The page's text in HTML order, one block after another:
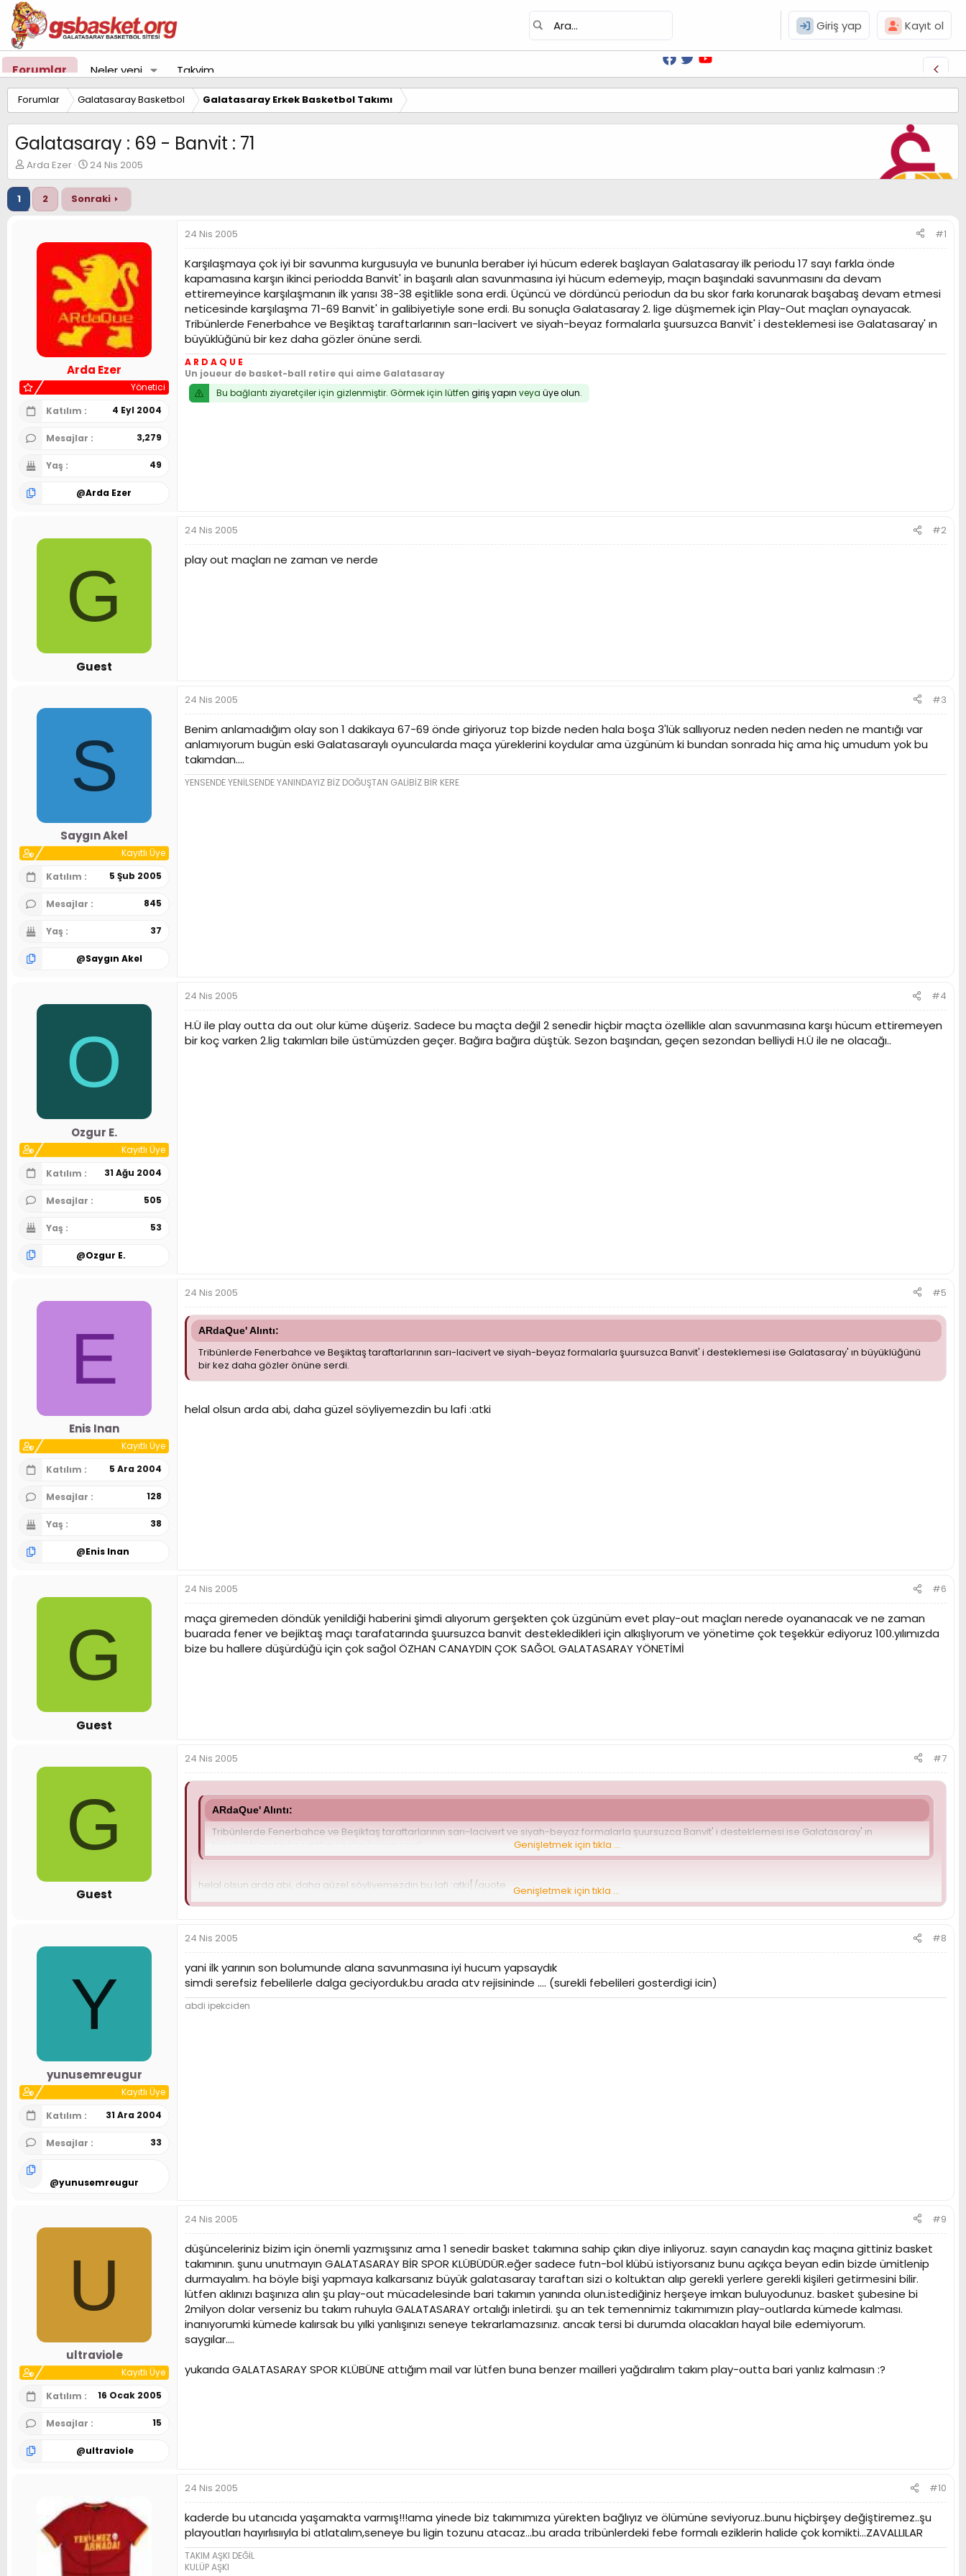
Giriş yap Kayıt ol
Forumlar Neler yeni Takvim
Forumlar Galatasaray Basketbol Galatasaray Erkek Basketbol Takımı
Galatasaray : 69 - Banvit : 71
K
o
n
u
y
Arda Ezer
B
a
ş
l
a
g
ı
ç
t
r
i
h
24 Nis 2005
1 2 Sonraki
Arda Ezer
Yönetici
Katılım
4 Eyl 2004
Mesajlar 3,279
Yaş 49
@Arda Ezer
24 Nis 2005 #1
Karşılaşmaya çok iyi bir savunma kurgusuyla ve bununla beraber iyi hücum ederek başlayan Galatasaray ilk periodu 17 sayı farkla önde
kapamasına karşın ikinci periodda Banvit' in başarılı alan savunmasına iyi hücum edemeyip, maçın başındaki savunmasını da devam
ettiremeyince karşılaşmanın ilk yarısı 38-38 eşitlikle sona erdi. Üçüncü ve dördüncü periodun da bu skor farkı korunarak başabaş devam etmesi
neticesinde karşılaşma 71-69 Banvit' in galibiyetiyle sone erdi. Bu sonuçla Galatasaray 2. lige düşmemek için Play-Out maçları oynayacak.
Tribünlerde Fenerbahce ve Beşiktaş taraftarlarının sarı-lacivert ve siyah-beyaz formalarla şuursuzca Banvit' i desteklemesi ise Galatasaray' ın
büyüklüğünü bir kez daha gözler önüne serdi.
A R D A Q U E
Un joueur de basket-ball retire qui aime Galatasaray
Bu bağlantı ziyaretçiler için gizlenmiştir. Görmek için lütfen giriş yapın veya üye olun.
G
Guest
24 Nis 2005 #2
play out maçları ne zaman ve nerde
S
Saygın Akel
Kayıtlı Üye
Katılım
5 Şub 2005
Mesajlar 845
Yaş 37
@Saygın Akel
24 Nis 2005 #3
Benim anlamadığım olay son 1 dakikaya 67-69 önde giriyoruz top bizde neden hala boşa 3'lük sallıyoruz neden neden neden ne mantığı var
anlamıyorum bugün eski Galatasaraylı oyuncularda maça yüreklerini koydular ama üzgünüm ki bundan sonrada hiç ama hiç umudum yok bu
takımdan....
YENSENDE YENİLSENDE YANINDAYIZ BİZ DOĞUŞTAN GALİBİZ BİR KERE
O
Ozgur E.
Kayıtlı Üye
Katılım
31 Ağu 2004
Mesajlar 505
Yaş 53
@Ozgur E.
24 Nis 2005 #4
H.Ü ile play outta da out olur küme düşeriz. Sadece bu maçta değil 2 senedir hiçbir maçta özellikle alan savunmasına karşı hücum ettiremeyen
bir koç varken 2.lig takımları bile üstümüzden geçer. Bağıra bağıra düştük. Sezon başından, geçen sezondan belliydi H.Ü ile ne olacağı..
E
Enis Inan
Kayıtlı Üye
Katılım
5 Ara 2004
Mesajlar 128
Yaş 38
@Enis Inan
24 Nis 2005 #5
ARdaQue' Alıntı:
Tribünlerde Fenerbahce ve Beşiktaş taraftarlarının sarı-lacivert ve siyah-beyaz formalarla şuursuzca Banvit' i desteklemesi ise Galatasaray' ın büyüklüğünü
bir kez daha gözler önüne serdi.
helal olsun arda abi, daha güzel söyliyemezdin bu lafi :atki
G
Guest
24 Nis 2005 #6
maça giremeden döndük yenildiği haberini şimdi alıyorum gerşekten çok üzgünüm evet play-out maçları nerede oyananacak ve ne zaman
buarada fener ve bejiktaş maçı tarafatarında şuursuzca banvit destekledikleri için alkışlıyorum ve yönetime çok teşekkür ediyoruz 100.yılımızda
bize bu hallere düşürdüğü için çok sağol ÖZHAN CANAYDIN ÇOK SAĞOL GALATASARAY YÖNETİMİ
G
Guest
24 Nis 2005 #7
ARdaQue' Alıntı:
Tribünlerde Fenerbahce ve Beşiktaş taraftarlarının sarı-lacivert ve siyah-beyaz formalarla şuursuzca Banvit' i desteklemesi ise Galatasaray' ın
Genişletmek için tıkla ...
helal olsun arda abi, daha güzel söyliyemezdin bu lafi :atki[/quote
helal olsun arda abi bir şey soracam play-out maçları ne zaman ve nerede bilgisi olan varmı
Genişletmek için tıkla ...
Y
yunusemreugur
Kayıtlı Üye
Katılım
31 Ara 2004
Mesajlar 33
@yunusemreugur
24 Nis 2005 #8
yani ilk yarının son bolumunde alana savunmasına iyi hucum yapsaydık
simdi serefsiz febelilerle dalga geciyorduk.bu arada atv rejisininde .... (surekli febelileri gosterdigi icin)
abdi ipekciden
U
ultraviole
Kayıtlı Üye
Katılım
16 Ocak 2005
Mesajlar 15
@ultraviole
24 Nis 2005 #9
düşünceleriniz bizim için önemli yazmışsınız ama 1 senedir basket takımına sahip çıkın diye inliyoruz. sayın canaydın kaç maçına gittiniz basket
takımının. şunu unutmayın GALATASARAY BİR SPOR KLÜBÜDÜR.eğer sadece futn-bol klübü istiyorsanız bunu açıkça beyan edin bizde ümitlenip
durmayalım. ha böyle bişi yapmaya kalkarsanız büyük galatasaray taraftarı sizi o koltuktan alıp gerekli yerlere gerekli kişileri getirmesini bilir.
lütfen aklınızı başınıza alın şu play-out mücadelesinde bari takımın yanında olun.istediğiniz herşeye imkan buluyodunuz. basket şubesine bi
2milyon dolar verseniz bu takım ruhuyla GALATASARAY ortalığı inletirdi. şu an tek temennimiz takımımızın play-outlarda kümede kalması.
inanıyorumki kümede kalırsak bu yılki yanlışınızı seneye tekrarlamazsınız. ancak tersi bi durumda olacakları hayal bile edemiyorum.
saygılar....
yukarıda GALATASARAY SPOR KLÜBÜNE attığım mail var lütfen buna benzer mailleri yağdıralım takım play-outta bari yanlız kalmasın :?
24 Nis 2005 #10
kaderde bu utancıda yaşamakta varmış!!!ama yinede biz takımımıza yürekten bağlıyız ve ölümüne seviyoruz..bunu hiçbirşey değiştiremez..şu
playoutları hayırlısııyla bi atlatalım,seneye bu ligin tozunu atacaz...bu arada tribünlerdeki febe formalı eziklerin halide çok komikti...ZAVALLILAR
TAKIM AŞKI DEĞİL
KULÜP AŞKI